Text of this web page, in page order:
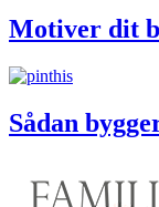
Motiver dit
Sådan